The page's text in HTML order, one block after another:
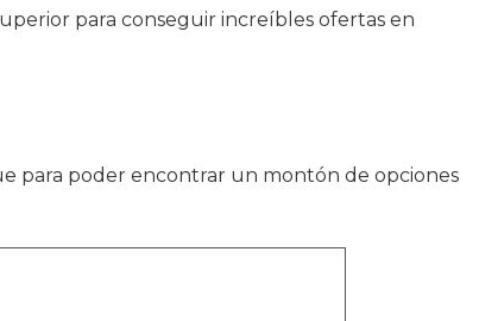
para conseguir increíbles ofertas en
para poder encontrar un montón de opciones